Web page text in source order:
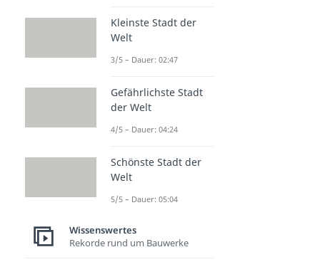
Kleinste Stadt der
Welt
3/5 – Dauer: 02:47
Gefährlichste Stadt
der Welt
4/5 – Dauer: 04:24
Schönste Stadt der
Welt
5/5 – Dauer: 05:04
Wissenswertes
Rekorde rund um Bauwerke